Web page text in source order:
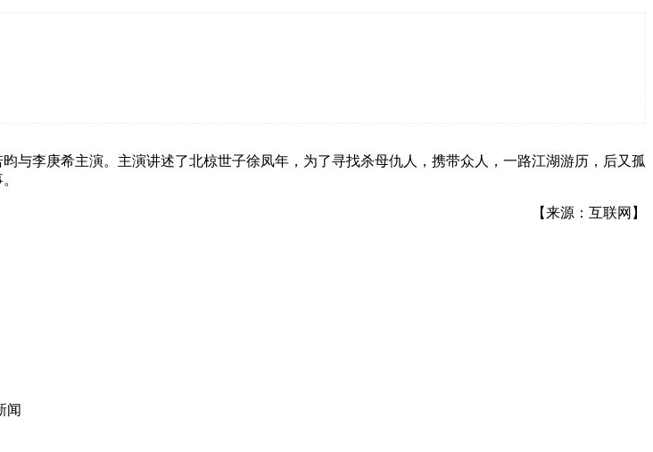
与李庚希主演。主演讲述了北椋世子徐凤年，为了寻找杀母仇人，携带众人，一路江湖游历，后又孤
【来源：互联网】
闻